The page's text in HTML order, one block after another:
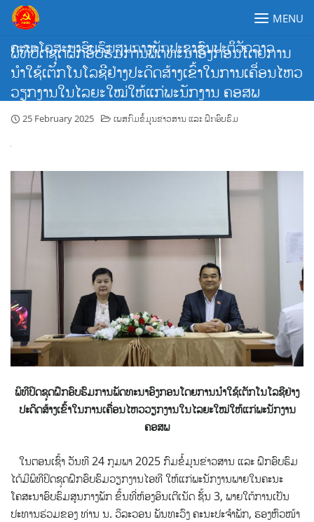
Skip
content
ຄະນະໂຄສະນາອົບຮົມສູນກາງພັກປະຊາຊົນປະຕິວັດລາວ
MENU
ພິທີປິດຊຸດຝຶກອົບຮົມການພັດທະນາອົງກອນໂດຍການ
ນຳໃຊ້ເຕັກໂນໂລຊີຢ່າງປະດິດສ້າງເຂົ້າໃນການເຄື່ອນໄຫວ
ວຽກງານໃນໄລຍະໃໝ່ໃຫ້ແກ່ພະນັກງານ ຄອສພ
25 February 2025 ເພສກົມຂໍ້ມູນຂ່າວສານ ແລະ ຝຶກອົບຮົມ
ພິທີປິດຊຸດຝຶກອົບຮົມການພັດທະນາອົງກອນໂດຍການນຳໃຊ້ເຕັກໂນໂລຊີຢ່າງ
ປະດິດສ້າງເຂົ້າໃນການເຄື່ອນໄຫວວຽກງານໃນໄລຍະໃໝ່ໃຫ້ແກ່ພະນັກງານ
ຄອສພ
ໃນຕອນເຊົ້າ ວັນທີ 24 ກຸມພາ 2025 ກົມຂໍ້ມູນຂ່າວສານ ແລະ ຝຶກອົບຮົມ
ໄດ້ມີພິທີປິດຊຸດຝຶກອົບຮົມວຽກງານໄອທີໃຫ້ແກ່ພະນັກງານພາຍໃນຄະນະ
ໂຄສະນາອົບຮົມສູນກາງພັກ ຂຶ້ນທີ່ຫ້ອງອິນເຕີເນັດ ຊັ້ນ 3, ພາຍໃຕ້ການເປັນ
ປະທານຮ່ວມຂອງ ທ່ານ ນ. ວິລະວອນ ພັນທະວົງ ຄະນະປະຈຳພັກ, ຮອງຫົວໜ້າ